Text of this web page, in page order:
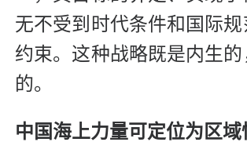
无不受到时代条件和国际
约束。这种战略既是内生
的。
中国海上力量可定位为区域